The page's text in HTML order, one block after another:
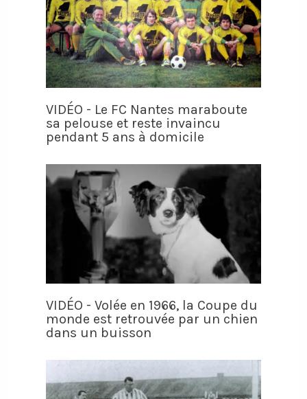
VIDÉO - Le FC Nantes maraboute
sa pelouse et reste invaincu
pendant 5 ans à domicile
VIDÉO - Volée en 1966, la Coupe du
monde est retrouvée par un chien
dans un buisson